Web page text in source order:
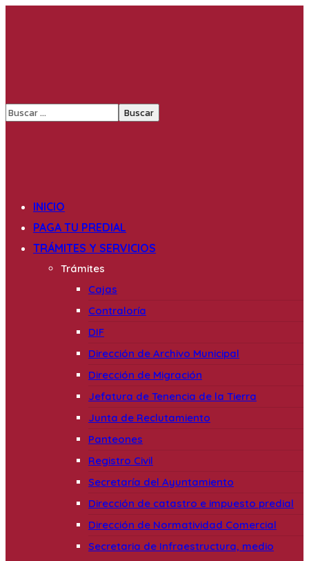
INICIO
PAGA TU PREDIAL
TRÁMITES Y SERVICIOS
Trámites
Cajas
Contraloría
DIF
Dirección de Archivo Municipal
Dirección de Migración
Jefatura de Tenencia de la Tierra
Junta de Reclutamiento
Panteones
Registro Civil
Secretaría del Ayuntamiento
Dirección de catastro e impuesto predial
Dirección de Normatividad Comercial
Secretaria de Infraestructura, medio